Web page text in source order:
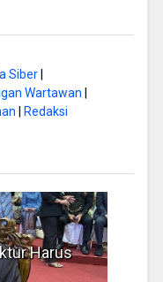
Siber|
Wartawan
Redaksi
Harus